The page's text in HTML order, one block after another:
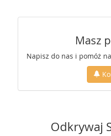
Masz
Napisz do nas i pomóż
Odkrywaj